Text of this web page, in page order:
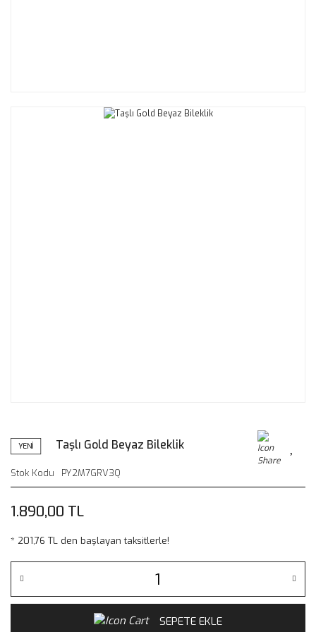
YENİ Taşlı Gold Beyaz Bileklik
Stok Kodu PY2M7GRV3Q
1.890,00 TL
* 201,76 TL den başlayan taksitlerle!
SEPETE EKLE